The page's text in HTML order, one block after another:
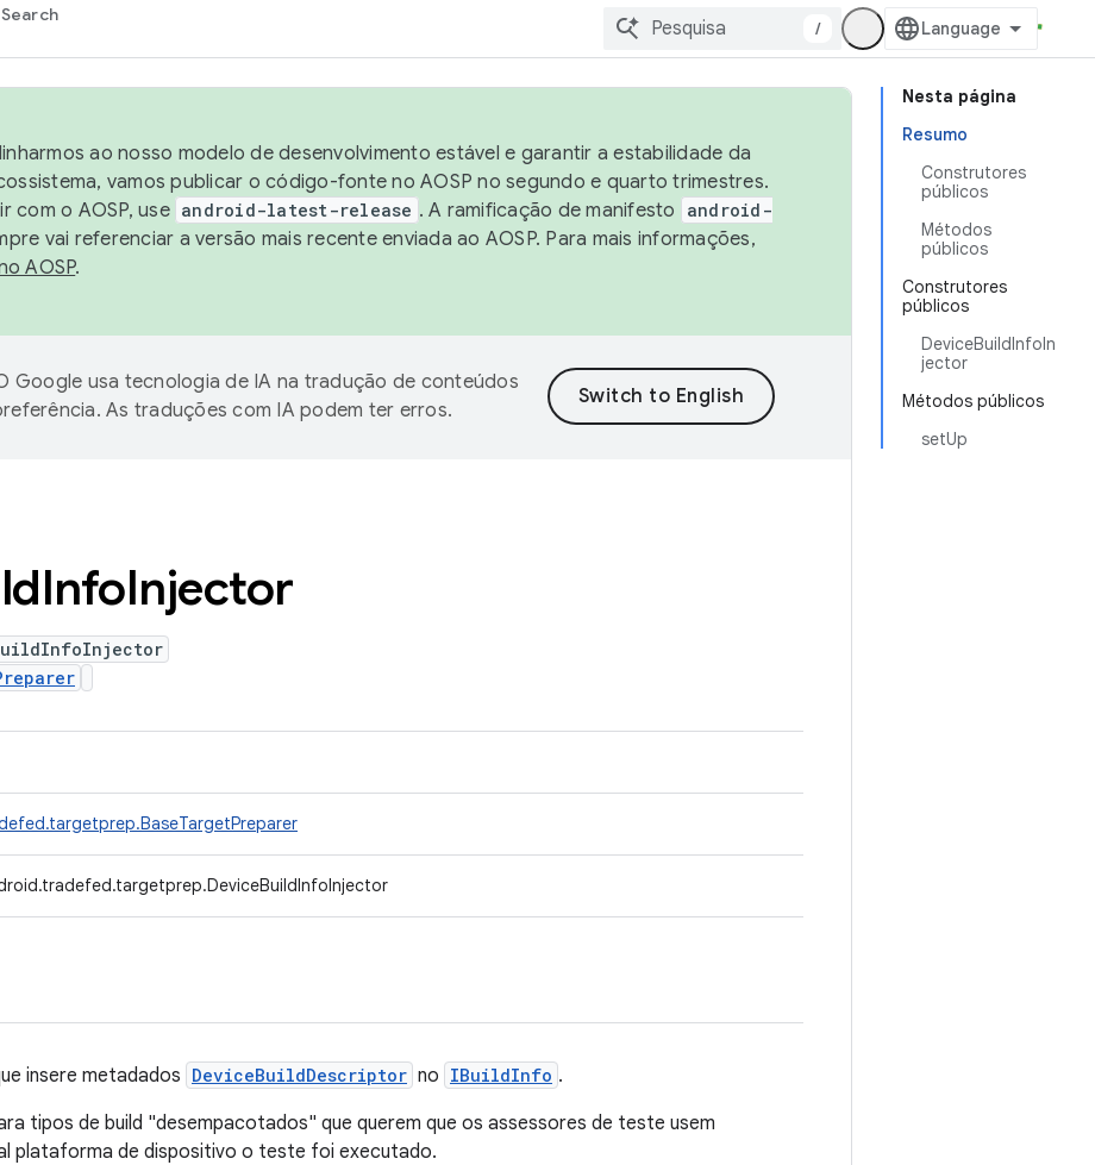
/
Nesta página
Resumo
Construtores
públicos
Métodos
públicos
Construtores
públicos
DeviceBuildInfoIn
jector
Métodos públicos
setUp
ao nosso modelo de desenvolvimento estável e garantir a estabilidade da
vamos publicar o código-fonte no AOSP no segundo e quarto trimestres.
com o AOSP, use android-latest-release . A ramificação de manifesto
android-
vai referenciar a versão mais recente enviada ao AOSP. Para mais informações,
AOSP.
Google usa tecnologia de IA na tradução de conteúdos
As traduções com IA podem ter erros.
InfoInjector
insere metadados DeviceBuildDescriptor no IBuildInfo .
tipos de build "desempacotados" que querem que os assessores de teste usem
plataforma de dispositivo o teste foi executado.